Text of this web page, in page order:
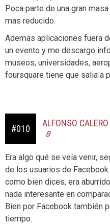
Poca parte de una gran
mas reducido.
Ademas aplicaciones fuera
un evento y me descargo
museos, universidades,
foursquare tiene que salia a
#010
ALFONSO CALERO
Era algo qué se veía venir,
de los usuarios de
como bien dices, era
nada interesante en
Bien por Facebook también
tiempo.